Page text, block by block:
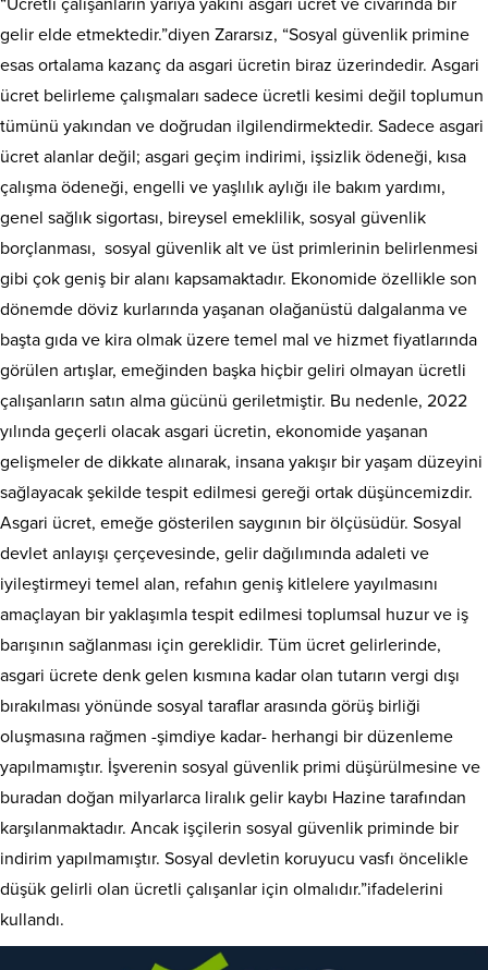
“Ücretli çalışanların yarıya yakını asgari ücret ve civarında bir
gelir elde etmektedir.”diyen Zararsız, “Sosyal güvenlik primine
esas ortalama kazanç da asgari ücretin biraz üzerindedir. Asgari
ücret belirleme çalışmaları sadece ücretli kesimi değil toplumun
tümünü yakından ve doğrudan ilgilendirmektedir. Sadece asgari
ücret alanlar değil; asgari geçim indirimi, işsizlik ödeneği, kısa
çalışma ödeneği, engelli ve yaşlılık aylığı ile bakım yardımı,
genel sağlık sigortası, bireysel emeklilik, sosyal güvenlik
borçlanması, sosyal güvenlik alt ve üst primlerinin belirlenmesi
gibi çok geniş bir alanı kapsamaktadır. Ekonomide özellikle son
dönemde döviz kurlarında yaşanan olağanüstü dalgalanma ve
başta gıda ve kira olmak üzere temel mal ve hizmet fiyatlarında
görülen artışlar, emeğinden başka hiçbir geliri olmayan ücretli
çalışanların satın alma gücünü geriletmiştir. Bu nedenle, 2022
yılında geçerli olacak asgari ücretin, ekonomide yaşanan
gelişmeler de dikkate alınarak, insana yakışır bir yaşam düzeyini
sağlayacak şekilde tespit edilmesi gereği ortak düşüncemizdir.
Asgari ücret, emeğe gösterilen saygının bir ölçüsüdür. Sosyal
devlet anlayışı çerçevesinde, gelir dağılımında adaleti ve
iyileştirmeyi temel alan, refahın geniş kitlelere yayılmasını
amaçlayan bir yaklaşımla tespit edilmesi toplumsal huzur ve iş
barışının sağlanması için gereklidir. Tüm ücret gelirlerinde,
asgari ücrete denk gelen kısmına kadar olan tutarın vergi dışı
bırakılması yönünde sosyal taraflar arasında görüş birliği
oluşmasına rağmen -şimdiye kadar- herhangi bir düzenleme
yapılmamıştır. İşverenin sosyal güvenlik primi düşürülmesine ve
buradan doğan milyarlarca liralık gelir kaybı Hazine tarafından
karşılanmaktadır. Ancak işçilerin sosyal güvenlik priminde bir
indirim yapılmamıştır. Sosyal devletin koruyucu vasfı öncelikle
düşük gelirli olan ücretli çalışanlar için olmalıdır.”ifadelerini
kullandı.